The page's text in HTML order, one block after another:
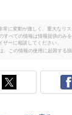
常に変動が激しく、重大なリ
すべての情報は情報提供のみ
ザーに相談してください。
、この情報の使用に起因する